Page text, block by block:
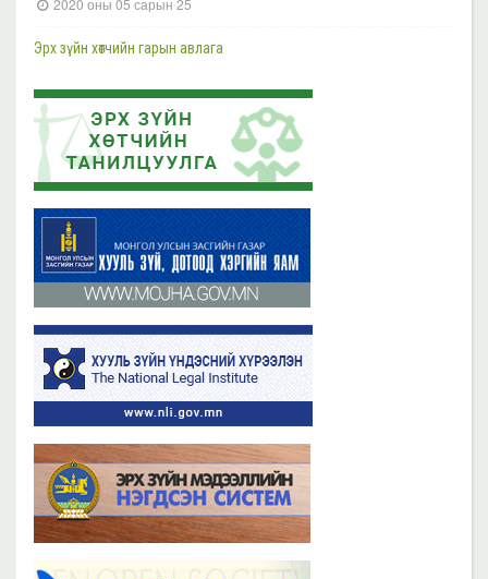
Тусгай илтгэгч Маргарет Саттертуэйтыг хүлээн авч уулзлаа
Эрх зүйн хөтчийн цахим сургалтын платформ /elearn.nli.gov.mn/ -д
байршсан сургалтын жагсаалттай танилцана уу
2023 оны 11 сарын 02
Бүх мэдээ
2020 оны 05 сарын 25
Эрх зүйн хөтчийн гарын авлага
Эрх зүйн хөтөч бэлтгэх сургалтын хөтөлбөр
2019 оны 06 сарын 21